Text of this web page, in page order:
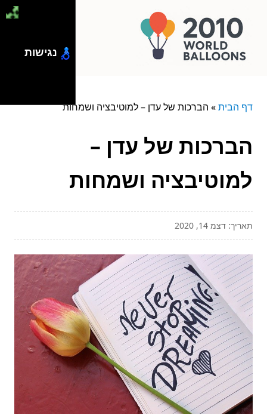
דף הבית» הברכות של עדן – למוטיבציה ושמחות
הברכות של עדן –
למוטיבציה ושמחות
תאריך: דצמ 14, 2020
נגישות